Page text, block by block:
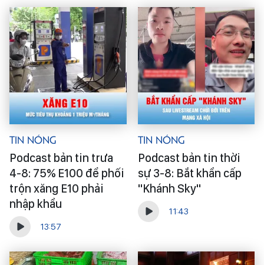
Tin Nóng
Podcast bản tin trưa
4-8: 75% E100 để phối
trộn xăng E10 phải
nhập khẩu
13:57
Tin Nóng
Podcast bản tin thời
sự 3-8: Bắt khẩn cấp
"Khánh Sky"
11:43